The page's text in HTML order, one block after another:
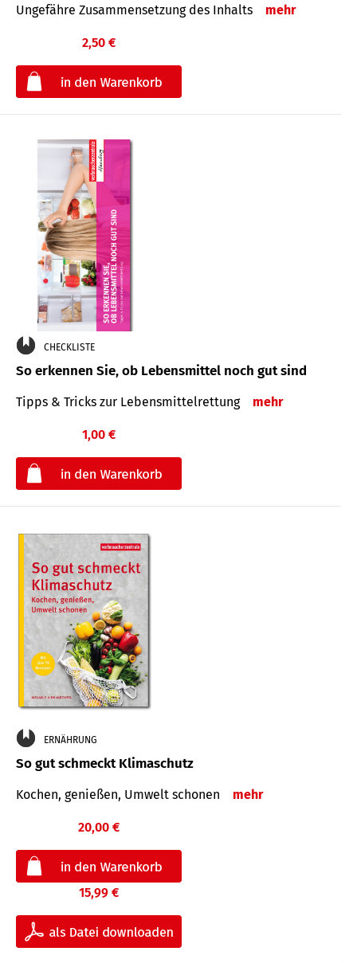
Ungefähre Zusammensetzung des Inhalts mehr
2,50 €
CHECKLISTE
So erkennen Sie, ob Lebensmittel noch gut sind
Tipps & Tricks zur Lebensmittelrettung mehr
1,00 €
ERNÄHRUNG
So gut schmeckt Klimaschutz
Kochen, genießen, Umwelt schonen mehr
20,00 €
15,99 €